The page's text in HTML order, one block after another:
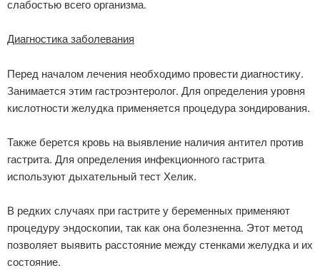
слабостью всего организма.
Диагностика заболевания
Перед началом лечения необходимо провести диагностику.
Занимается этим гастроэнтеролог. Для определения уровня
кислотности желудка применяется процедура зондирования.
Также берется кровь на выявление наличия антител против
гастрита. Для определения инфекционного гастрита
используют дыхательный тест Хелик.
В редких случаях при гастрите у беременных применяют
процедуру эндоскопии, так как она болезненна. Этот метод
позволяет выявить расстояние между стенками желудка и их
состояние.